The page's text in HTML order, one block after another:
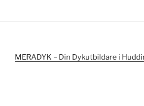
MERADYK – Din Dykutbildare i